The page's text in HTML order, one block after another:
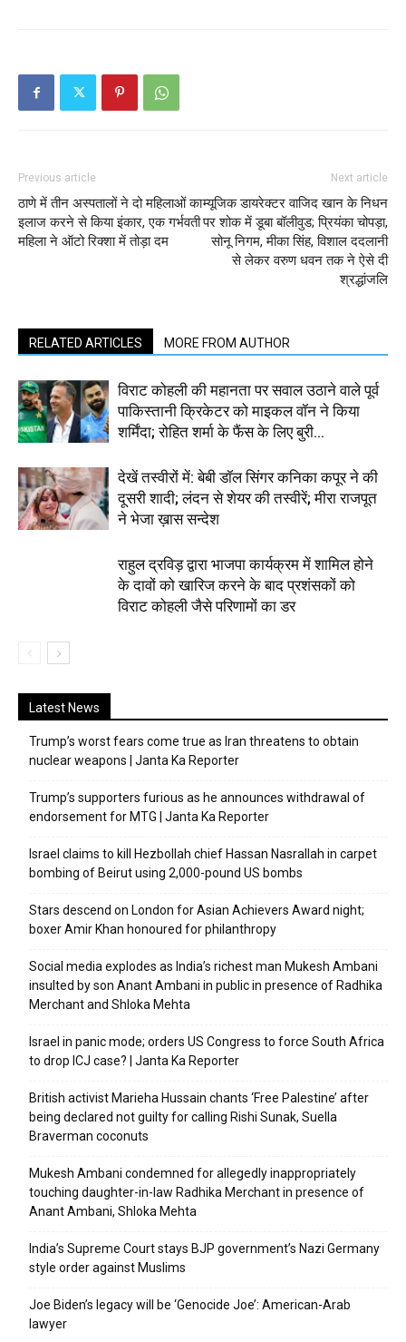
Previous article
ठाणे में तीन अस्पतालों ने दो महिलाओं का
इलाज करने से किया इंकार, एक गर्भवती
महिला ने ऑटो रिक्शा में तोड़ा दम
Next article
म्यूजिक डायरेक्टर वाजिद खान के निधन
पर शोक में डूबा बॉलीवुड; प्रियंका चोपड़ा,
सोनू निगम, मीका सिंह, विशाल ददलानी
से लेकर वरुण धवन तक ने ऐसे दी
श्रद्धांजलि
RELATED ARTICLES MORE FROM AUTHOR
विराट कोहली की महानता पर सवाल उठाने वाले पूर्व
पाकिस्तानी क्रिकेटर को माइकल वॉन ने किया
शर्मिंदा; रोहित शर्मा के फैंस के लिए बुरी...
देखें तस्वीरों में: बेबी डॉल सिंगर कनिका कपूर ने की
दूसरी शादी; लंदन से शेयर की तस्वीरें; मीरा राजपूत
ने भेजा ख़ास सन्देश
राहुल द्रविड़ द्वारा भाजपा कार्यक्रम में शामिल होने
के दावों को खारिज करने के बाद प्रशंसकों को
विराट कोहली जैसे परिणामों का डर
Latest News
Trump’s worst fears come true as Iran threatens to obtain
nuclear weapons | Janta Ka Reporter
Trump’s supporters furious as he announces withdrawal of
endorsement for MTG | Janta Ka Reporter
Israel claims to kill Hezbollah chief Hassan Nasrallah in carpet
bombing of Beirut using 2,000-pound US bombs
Stars descend on London for Asian Achievers Award night;
boxer Amir Khan honoured for philanthropy
Social media explodes as India’s richest man Mukesh Ambani
insulted by son Anant Ambani in public in presence of Radhika
Merchant and Shloka Mehta
Israel in panic mode; orders US Congress to force South Africa
to drop ICJ case? | Janta Ka Reporter
British activist Marieha Hussain chants ‘Free Palestine’ after
being declared not guilty for calling Rishi Sunak, Suella
Braverman coconuts
Mukesh Ambani condemned for allegedly inappropriately
touching daughter-in-law Radhika Merchant in presence of
Anant Ambani, Shloka Mehta
India’s Supreme Court stays BJP government’s Nazi Germany
style order against Muslims
Joe Biden’s legacy will be ‘Genocide Joe’: American-Arab
lawyer